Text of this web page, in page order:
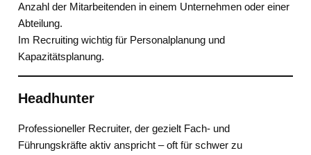
Anzahl der Mitarbeitenden in einem Unternehmen oder einer
Abteilung.
Im Recruiting wichtig für Personalplanung und
Kapazitätsplanung.
Headhunter
Professioneller Recruiter, der gezielt Fach- und
Führungskräfte aktiv anspricht – oft für schwer zu